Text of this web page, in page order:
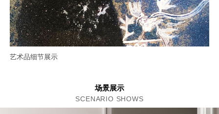
艺术品细节展示
场景展示
SCENARIO SHOWS